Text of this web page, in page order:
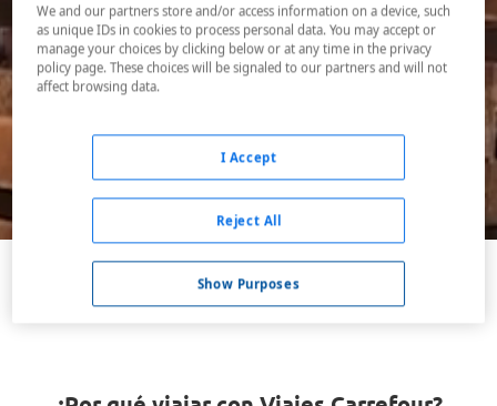
Fechas *
08/08/2026 - 09/08/2026
Buscar
VER TODOS LOS HOTELES BARATOS EN CELINA
We and our partners store and/or access information on a device, such
as unique IDs in cookies to process personal data. You may accept or
manage your choices by clicking below or at any time in the privacy
policy page. These choices will be signaled to our partners and will not
affect browsing data.
Show Purposes
Reject All
I Accept